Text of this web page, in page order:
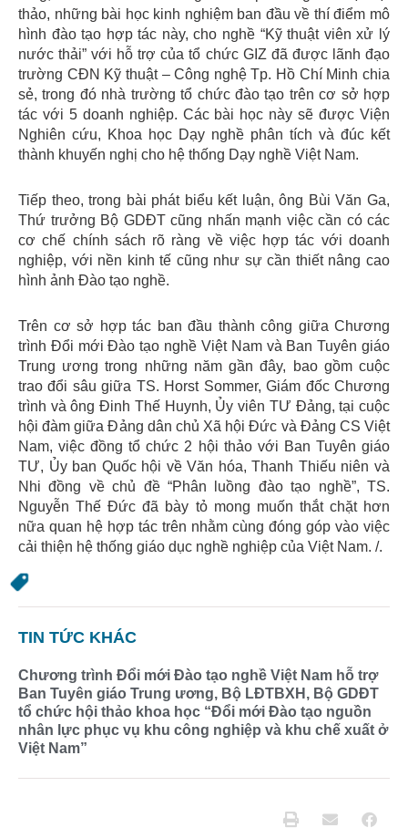
thảo, những bài học kinh nghiệm ban đầu về thí điểm mô
hình đào tạo hợp tác này, cho nghề “Kỹ thuật viên xử lý
nước thải” với hỗ trợ của tổ chức GIZ đã được lãnh đạo
trường CĐN Kỹ thuật – Công nghệ Tp. Hồ Chí Minh chia
sẻ, trong đó nhà trường tổ chức đào tạo trên cơ sở hợp
tác với 5 doanh nghiệp. Các bài học này sẽ được Viện
Nghiên cứu, Khoa học Dạy nghề phân tích và đúc kết
thành khuyến nghị cho hệ thống Dạy nghề Việt Nam.
Tiếp theo, trong bài phát biểu kết luận, ông Bùi Văn Ga,
Thứ trưởng Bộ GDĐT cũng nhấn mạnh việc cần có các
cơ chế chính sách rõ ràng về việc hợp tác với doanh
nghiệp, với nền kinh tế cũng như sự cần thiết nâng cao
hình ảnh Đào tạo nghề.
Trên cơ sở hợp tác ban đầu thành công giữa Chương
trình Đổi mới Đào tạo nghề Việt Nam và Ban Tuyên giáo
Trung ương trong những năm gần đây, bao gồm cuộc
trao đổi sâu giữa TS. Horst Sommer, Giám đốc Chương
trình và ông Đinh Thế Huynh, Ủy viên TƯ Đảng, tại cuộc
hội đàm giữa Đảng dân chủ Xã hội Đức và Đảng CS Việt
Nam, việc đồng tổ chức 2 hội thảo với Ban Tuyên giáo
TƯ, Ủy ban Quốc hội về Văn hóa, Thanh Thiếu niên và
Nhi đồng về chủ đề “Phân luồng đào tạo nghề”, TS.
Nguyễn Thế Đức đã bày tỏ mong muốn thắt chặt hơn
nữa quan hệ hợp tác trên nhằm cùng đóng góp vào việc
cải thiện hệ thống giáo dục nghề nghiệp của Việt Nam. /.
TIN TỨC KHÁC
Chương trình Đổi mới Đào tạo nghề Việt Nam hỗ trợ
Ban Tuyên giáo Trung ương, Bộ LĐTBXH, Bộ GDĐT
tổ chức hội thảo khoa học “Đổi mới Đào tạo nguồn
nhân lực phục vụ khu công nghiệp và khu chế xuất ở
Việt Nam”